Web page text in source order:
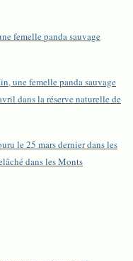
femelle panda sauvage
une femelle panda sauvage
dans la réserve naturelle de
le 25 mars dernier dans les
dans les Monts